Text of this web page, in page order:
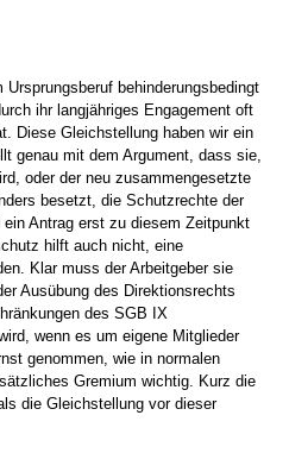
behinderungsbedingt
ihr langjähriges Engagement oft
Diese Gleichstellung haben wir ein
genau mit dem Argument, dass sie,
oder der neu zusammengesetzte
besetzt, die Schutzrechte der
Antrag erst zu diesem Zeitpunkt
hilft auch nicht, eine
Klar muss der Arbeitgeber sie
Ausübung des Direktionsrechts
des SGB IX
wenn es um eigene Mitglieder
genommen, wie in normalen
Gremium wichtig. Kurz die
die Gleichstellung vor dieser